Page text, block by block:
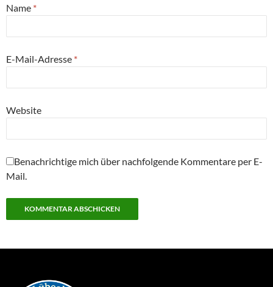
Name *
E-Mail-Adresse *
Website
Benachrichtige mich über nachfolgende Kommentare per E-
Mail.